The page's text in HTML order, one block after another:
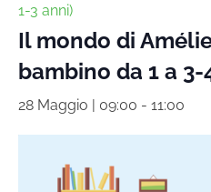
1-3 anni)
Il mondo di
bambino da 1 a 3-
28 Maggio | 09:00 - 11:00